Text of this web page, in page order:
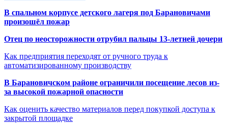
В спальном корпусе детского лагеря под Барановичами
произошёл пожар
Отец по неосторожности отрубил пальцы 13-летней дочери
Как предприятия переходят от ручного труда к
автоматизированному производству
В Барановичском районе ограничили посещение лесов из-
за высокой пожарной опасности
Как оценить качество материалов перед покупкой доступа к
закрытой площадке